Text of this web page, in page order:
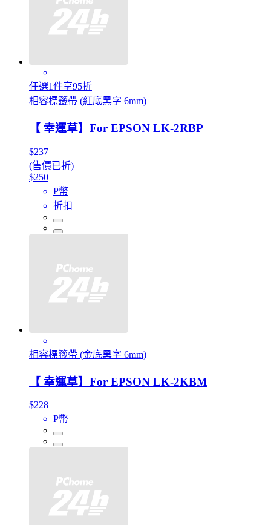
任選1件享95折
相容標籤帶 (紅底黑字 6mm)
【 幸運草】For EPSON LK-2RBP
$237
(售價已折)
$250
P幣
折扣
相容標籤帶 (金底黑字 6mm)
【 幸運草】For EPSON LK-2KBM
$228
P幣